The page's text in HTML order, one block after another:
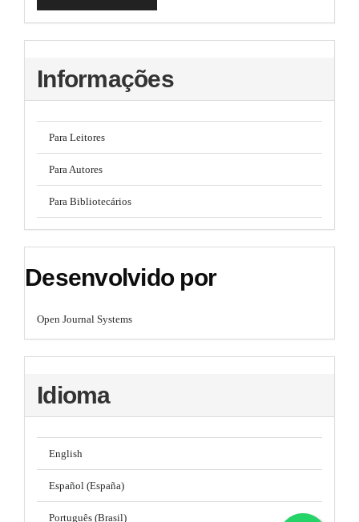
Informações
Para Leitores
Para Autores
Para Bibliotecários
Desenvolvido por
Open Journal Systems
Idioma
English
Español (España)
Português (Brasil)